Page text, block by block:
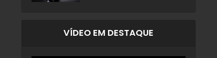
VÍDEO EM DESTAQUE